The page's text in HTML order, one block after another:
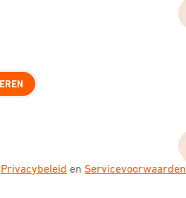
Privacybeleid en Servicevoorwaarden